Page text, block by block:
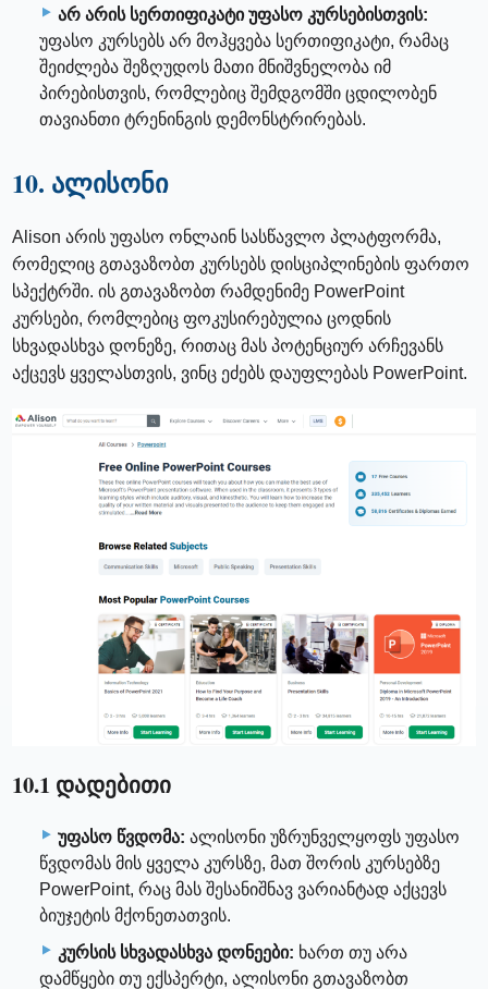
არ არის სერთიფიკატი უფასო კურსებისთვის:
უფასო კურსებს არ მოჰყვება სერთიფიკატი, რამაც
შეიძლება შეზღუდოს მათი მნიშვნელობა იმ
პირებისთვის, რომლებიც შემდგომში ცდილობენ
თავიანთი ტრენინგის დემონსტრირებას.
10. ალისონი
Alison არის უფასო ონლაინ სასწავლო პლატფორმა,
რომელიც გთავაზობთ კურსებს დისციპლინების ფართო
სპექტრში. ის გთავაზობთ რამდენიმე PowerPoint
კურსები, რომლებიც ფოკუსირებულია ცოდნის
სხვადასხვა დონეზე, რითაც მას პოტენციურ არჩევანს
აქცევს ყველასთვის, ვინც ეძებს დაუფლებას PowerPoint.
10.1 დადებითი
უფასო წვდომა: ალისონი უზრუნველყოფს უფასო
წვდომას მის ყველა კურსზე, მათ შორის კურსებზე
PowerPoint, რაც მას შესანიშნავ ვარიანტად აქცევს
ბიუჯეტის მქონეთათვის.
კურსის სხვადასხვა დონეები: ხართ თუ არა
დამწყები თუ ექსპერტი, ალისონი გთავაზობთ